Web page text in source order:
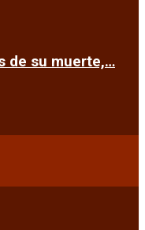
de su muerte,…